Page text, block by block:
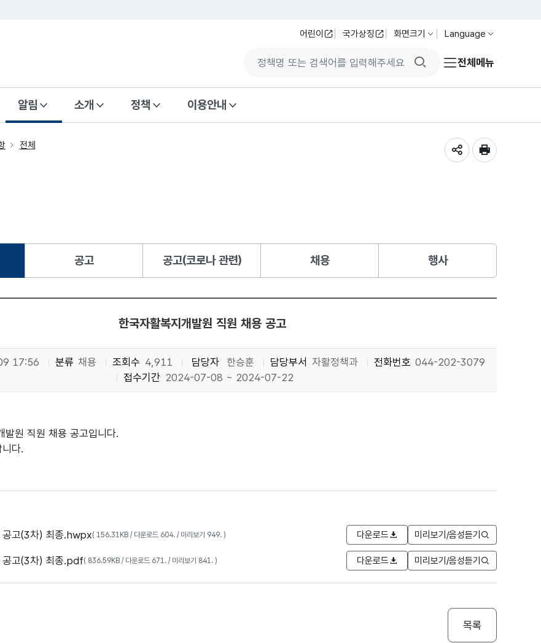
어린이 국가상징 화면크기 Language
검색버튼전체메뉴
알림 소개 정책 이용안내
전체
공고 공고(코로나 관련) 채용 행사
한국자활복지개발원 직원 채용 공고
17:56 분류 채용 조회수 4,911 담당자 한승훈 담당부서 자활정책과 전화번호 044-202-3079
접수기간 2024-07-08 ~ 2024-07-22
발원 직원 채용 공고입니다.
다.
고(3차) 최종.hwpx( 156.31KB / 다운로드 604. / 미리보기 949. ) 다운로드 미리보기/음성듣기
고(3차) 최종.pdf( 836.59KB / 다운로드 671. / 미리보기 841. ) 다운로드 미리보기/음성듣기
목록